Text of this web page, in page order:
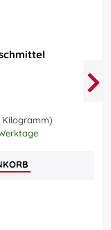
Kilogramm)